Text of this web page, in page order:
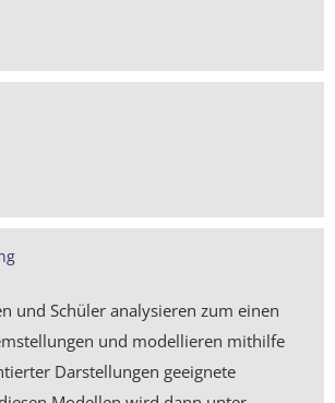
und Schüler analysieren zum einen
und modellieren mithilfe
Darstellungen geeignete